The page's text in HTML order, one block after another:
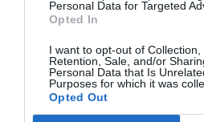
Personal Data for Targeted
Opted In
I want to opt-out of Collection,
Retention, Sale, and/or
Personal Data that Is
Purposes for which it was
Opted Out
resposta així el responsable
en l'últim any ha multiplicat
beneficis, ha facturat més
d'euros i dóna feina a més